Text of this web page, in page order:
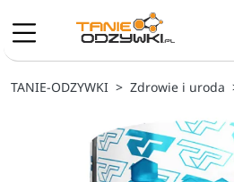
TANIE-ODZYWKI Zdrowie i uroda